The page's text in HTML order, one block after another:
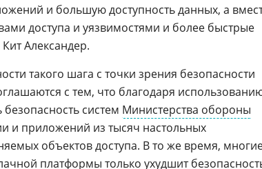
и большую доступность данных, а
доступа и уязвимостями и более быстрые
Александер.
такого шага с точки зрения безопасности
с тем, что благодаря
систем Министерства обороны
и приложений из тысяч настольных
объектов доступа. В то же время,
платформы только ухудшит